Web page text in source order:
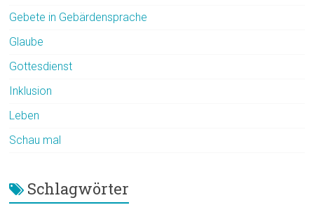
Gebete in Gebärdensprache
Glaube
Gottesdienst
Inklusion
Leben
Schau mal
Schlagwörter